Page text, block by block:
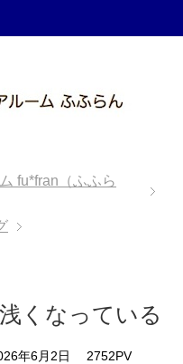
fu*fran（ふふら
くなっている
年6月2日 2752PV